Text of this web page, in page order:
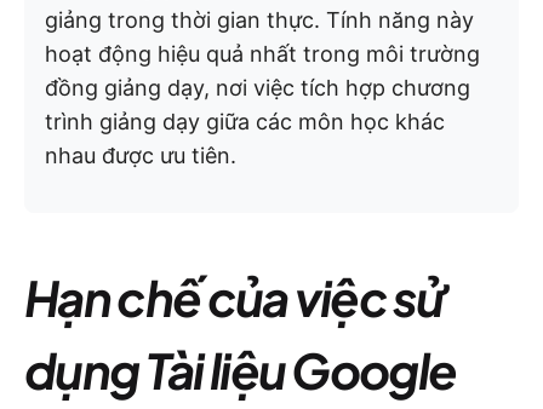
giảng trong thời gian thực. Tính năng này
hoạt động hiệu quả nhất trong môi trường
đồng giảng dạy, nơi việc tích hợp chương
trình giảng dạy giữa các môn học khác
nhau được ưu tiên.
Hạn chế của việc sử
dụng Tài liệu Google